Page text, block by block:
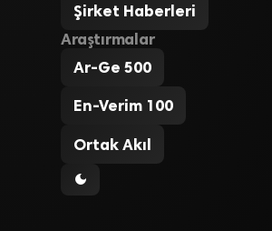
Şirket Haberleri
Araştırmalar
Ar-Ge 500
En-Verim 100
Ortak Akıl